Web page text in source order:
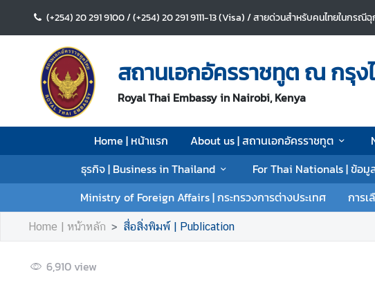
(+254) 20 291 9100 / (+254) 20 291 9111-13 (Visa) / สายด่วนสำหรับคนไทยในก
สถานเอกอัครราชทูต ณ กรุง
Royal Thai Embassy in Nairobi, Kenya
Home | หน้าแรก About us | สถานเอกอัครราชทูต
ธุรกิจ | Business in Thailand
For Thai Nationals | ข้อ
Ministry of Foreign Affairs | กระทรวงการต่างประเทศ
การ
m
ห
แ
ก
o
Home | หน้าหลัก สื่อสิ่งพิมพ์ | Publication
6,910 view